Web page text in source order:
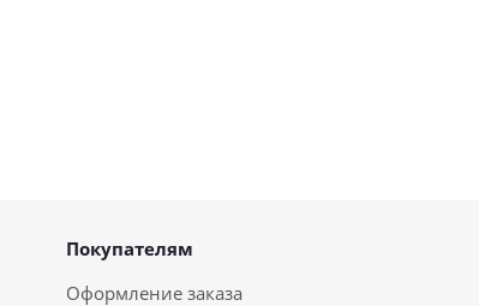
Покупателям
Оформление заказа